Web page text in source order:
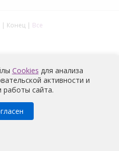
| Конец | Все
конфиденциальности
Cookies для анализа
активности и
работы сайта.